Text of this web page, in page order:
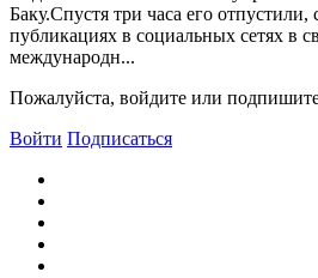
Баку.Спустя три часа его
публикациях в социальных сетях в
международн...
Пожалуйста, войдите или
Войти Подписаться